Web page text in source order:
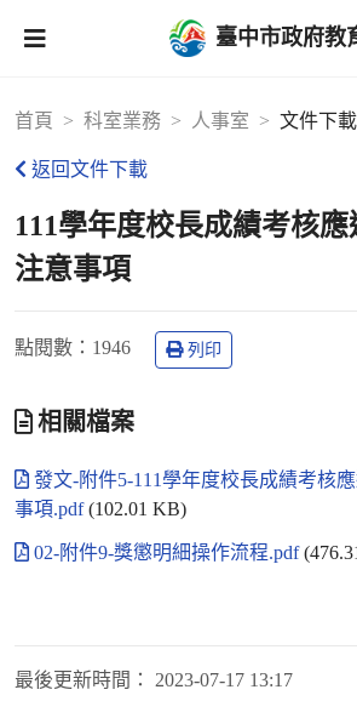
臺中市政府教
首頁 科室業務 人事室 文件下載
返回文件下載
111學年度校長成績考核
注意事項
點閱數 ：1946 列印
相關檔案
發文-附件5-111學年度校長成績考核
事項.pdf(102.01 KB)
02-附件9-獎懲明細操作流程.pdf
最後更新時間： 2023-07-17 13:17